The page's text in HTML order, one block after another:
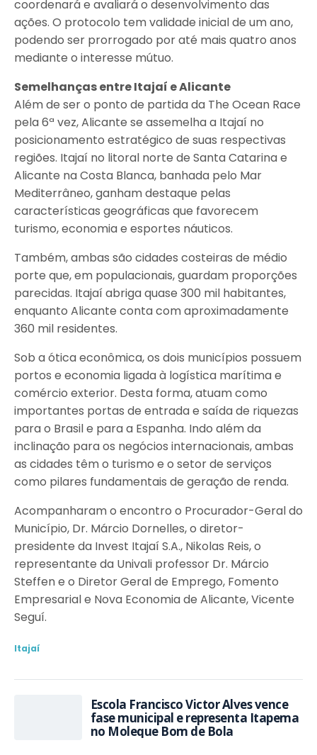
coordenará e avaliará o desenvolvimento das
ações. O protocolo tem validade inicial de um ano,
podendo ser prorrogado por até mais quatro anos
mediante o interesse mútuo.
Semelhanças entre Itajaí e Alicante
Além de ser o ponto de partida da The Ocean Race
pela 6ª vez, Alicante se assemelha a Itajaí no
posicionamento estratégico de suas respectivas
regiões. Itajaí no litoral norte de Santa Catarina e
Alicante na Costa Blanca, banhada pelo Mar
Mediterrâneo, ganham destaque pelas
características geográficas que favorecem
turismo, economia e esportes náuticos.
Também, ambas são cidades costeiras de médio
porte que, em populacionais, guardam proporções
parecidas. Itajaí abriga quase 300 mil habitantes,
enquanto Alicante conta com aproximadamente
360 mil residentes.
Sob a ótica econômica, os dois municípios possuem
portos e economia ligada à logística marítima e
comércio exterior. Desta forma, atuam como
importantes portas de entrada e saída de riquezas
para o Brasil e para a Espanha. Indo além da
inclinação para os negócios internacionais, ambas
as cidades têm o turismo e o setor de serviços
como pilares fundamentais de geração de renda.
Acompanharam o encontro o Procurador-Geral do
Município, Dr. Márcio Dornelles, o diretor-
presidente da Invest Itajaí S.A., Nikolas Reis, o
representante da Univali professor Dr. Márcio
Steffen e o Diretor Geral de Emprego, Fomento
Empresarial e Nova Economia de Alicante, Vicente
Seguí.
Itajaí
Escola Francisco Victor Alves vence
fase municipal e representa Itapema
no Moleque Bom de Bola